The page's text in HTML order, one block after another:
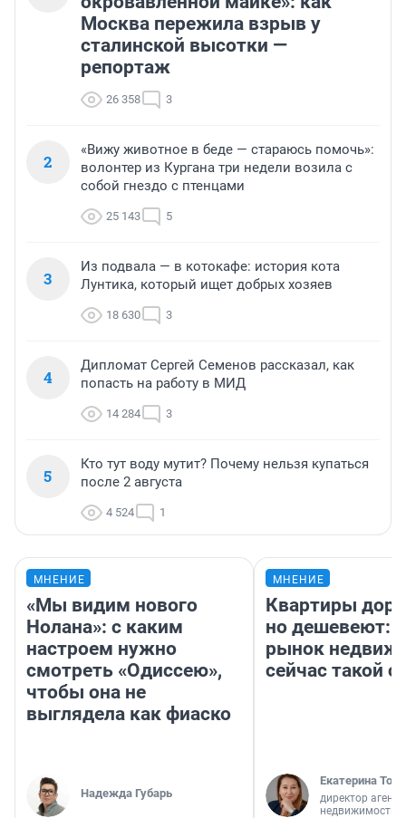
Москва пережила взрыв у
сталинской высотки —
репортаж
26 358 3
2
«Вижу животное в беде — стараюсь помочь»:
волонтер из Кургана три недели возила с
собой гнездо с птенцами
25 143 5
3
Из подвала — в котокафе: история кота
Лунтика, который ищет добрых хозяев
18 630 3
4
Дипломат Сергей Семенов рассказал, как
попасть на работу в МИД
14 284 3
5
Кто тут воду мутит? Почему нельзя купаться
после 2 августа
4 524 1
МНЕНИЕ
«Мы видим нового
Нолана»: с каким
настроем нужно
смотреть «Одиссею»,
чтобы она не
выглядела как фиаско
Надежда Губарь
МНЕНИЕ
Квартиры
но дешевеют:
рынок
сейчас такой
Екатерина
директор
недвижимости